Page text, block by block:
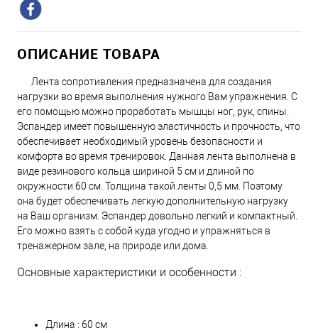
ОПИСАНИЕ ТОВАРА
Лента сопротивления предназначена для создания
нагрузки во время выполнения нужного Вам упражнения. С
его помощью можно проработать мышцы ног, рук, спины.
Эспандер имеет повышенную эластичность и прочность, что
обеспечивает необходимый уровень безопасности и
комфорта во время тренировок. Данная лента выполнена в
виде резинового кольца шириной 5 см и длиной по
окружности 60 см. Толщина такой ленты 0,5 мм. Поэтому
она будет обеспечивать легкую дополнительную нагрузку
на Ваш организм. Эспандер довольно легкий и компактный.
Его можно взять с собой куда угодно и упражняться в
тренажерном зале, на природе или дома.
Основные характеристики и особенности :
Длина : 60 см